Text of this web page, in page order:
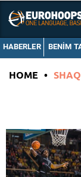
HABERLER BENIM
HOME •